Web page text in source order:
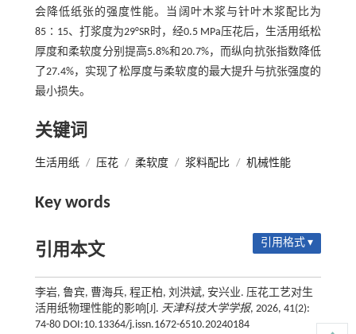
会降低纸张的强度性能。当阔叶木浆与针叶木浆配比为
85∶15、打浆度为29°SR时，经0.5 MPa压花后，生活用纸松
厚度和柔软度分别提高5.8%和20.7%，而纵向抗张指数降低
了27.4%，实现了松厚度与柔软度的最大提升与抗张强度的
最小损失。
关键词
生活用纸 / 压花 / 柔软度 / 浆料配比 / 机械性能
Key words
引用本文 引用格式 ▾
李岩, 鲁宾, 曹海兵, 程正柏, 刘洪斌, 安兴业. 压花工艺对生
活用纸物理性能的影响[J]. 天津科技大学学报, 2026, 41(2):
74-80 DOI:10.13364/j.issn.1672-6510.20240184